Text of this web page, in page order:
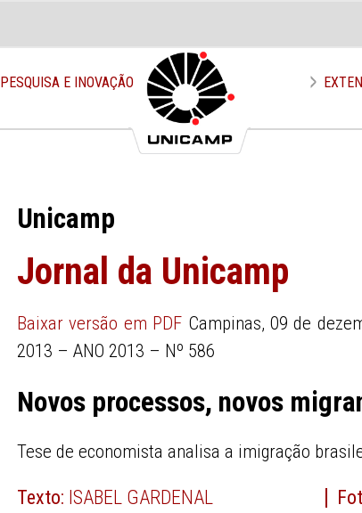
PESQUISA E INOVAÇÃO
Unicamp
Jornal da Unicamp
Baixar versão em PDF Campinas, 09 de
2013 – ANO 2013 – Nº 586
Novos processos, novos
Tese de economista analisa a imigração
Texto: ISABEL GARDENAL